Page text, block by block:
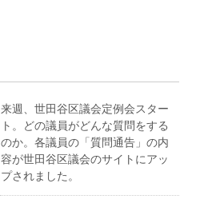
来週、世田谷区議会定例会スター
ト。どの議員がどんな質問をする
のか。各議員の「質問通告」の内
容が世田谷区議会のサイトにアッ
プされました。